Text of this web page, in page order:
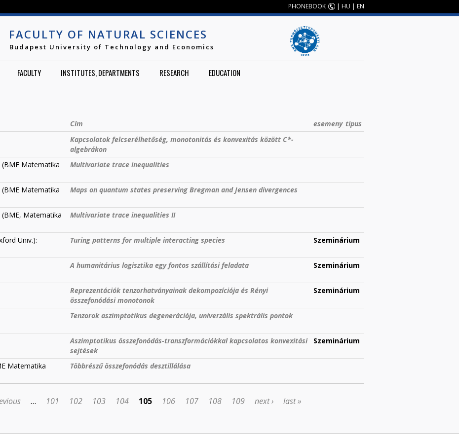
PHONEBOOK | HU | EN
FACULTY OF NATURAL SCIENCES
Budapest University of Technology and Economics
FACULTY INSTITUTES, DEPARTMENTS RESEARCH EDUCATION
Cím
esemeny_tipus
Kapcsolatok felcserélhetőség, monotonitás és konvexitás között C*-
algebrákon
Matematika
Multivariate trace inequalities
Matematika
Maps on quantum states preserving Bregman and Jensen divergences
Matematika
Multivariate trace inequalities II
Univ.): Turing patterns for multiple interacting species Szeminárium
A humanitárius logisztika egy fontos szállítási feladata Szeminárium
Reprezentációk tenzorhatványainak dekompozíciója és Rényi
összefonódási monotonok
Szeminárium
Tenzorok aszimptotikus degenerációja, univerzális spektrális pontok
Aszimptotikus összefonódás-transzformációkkal kapcsolatos konvexitási
sejtések
Szeminárium
Matematika
Többrészű összefonódás desztillálása
… 101 102 103 104 105 106 107 108 109 next › last »